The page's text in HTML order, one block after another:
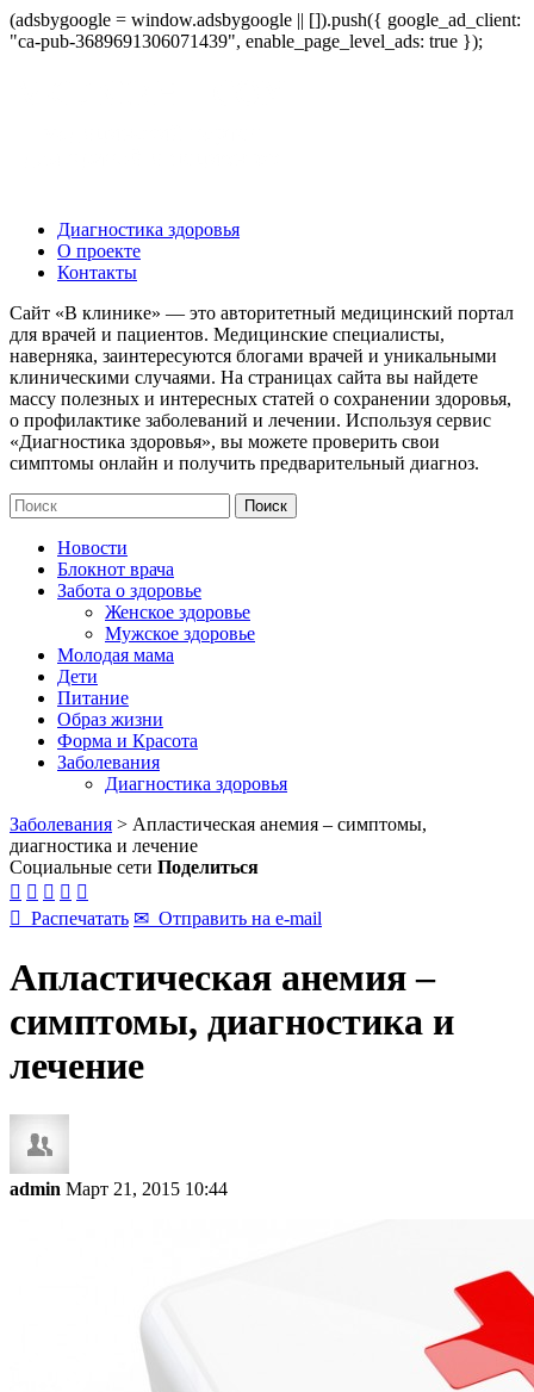
(adsbygoogle = window.adsbygoogle || []).push({ google_ad_client:
"ca-pub-3689691306071439", enable_page_level_ads: true });
Диагностика здоровья
О проекте
Контакты
Сайт «В клинике» — это авторитетный медицинский портал
для врачей и пациентов. Медицинские специалисты,
наверняка, заинтересуются блогами врачей и уникальными
клиническими случаями. На страницах сайта вы найдете
массу полезных и интересных статей о сохранении здоровья,
о профилактике заболеваний и лечении. Используя сервис
«Диагностика здоровья», вы можете проверить свои
симптомы онлайн и получить предварительный диагноз.
Новости
Блокнот врача
Забота о здоровье
Женское здоровье
Мужское здоровье
Молодая мама
Дети
Питание
Образ жизни
Форма и Красота
Заболевания
Диагностика здоровья
Заболевания > Апластическая анемия – симптомы,
диагностика и лечение
Социальные сети Поделиться
    
 Распечатать ✉ Отправить на e-mail
Апластическая анемия –
симптомы, диагностика и
лечение
admin Март 21, 2015 10:44